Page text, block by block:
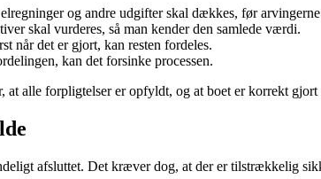
og andre udgifter skal dækkes, før
skal vurderes, så man kender den samlede værdi.
når det er gjort, kan resten fordeles.
kan det forsinke processen.
at alle forpligtelser er opfyldt, og at boet er korrekt gjort
afsluttet. Det kræver dog, at der er tilstrækkelig